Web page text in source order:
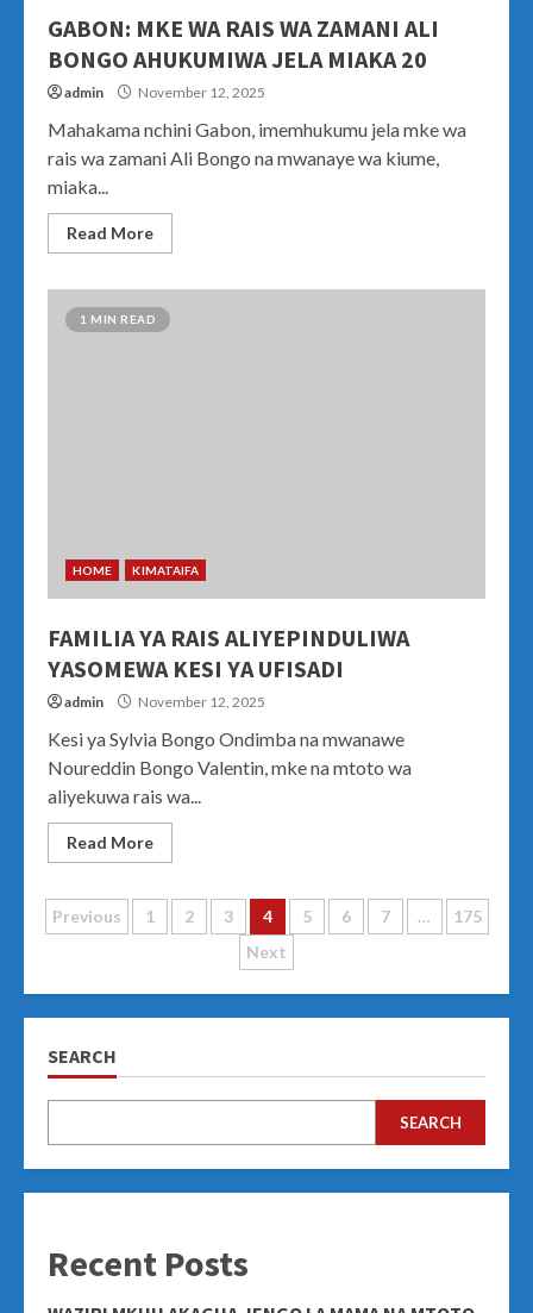
GABON: MKE WA RAIS WA ZAMANI ALI
BONGO AHUKUMIWA JELA MIAKA 20
admin November 12, 2025
Mahakama nchini Gabon, imemhukumu jela mke wa
rais wa zamani Ali Bongo na mwanaye wa kiume,
miaka...
Read More
1 MIN READ
HOME KIMATAIFA
FAMILIA YA RAIS ALIYEPINDULIWA
YASOMEWA KESI YA UFISADI
admin November 12, 2025
Kesi ya Sylvia Bongo Ondimba na mwanawe
Noureddin Bongo Valentin, mke na mtoto wa
aliyekuwa rais wa...
Read More
Posts
Previous 1 2 3 4 5 6 7 …
175
Next
SEARCH
SEARCH
Recent Posts